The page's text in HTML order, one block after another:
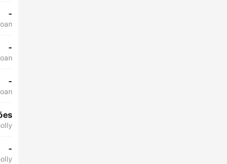
-
-
-
-